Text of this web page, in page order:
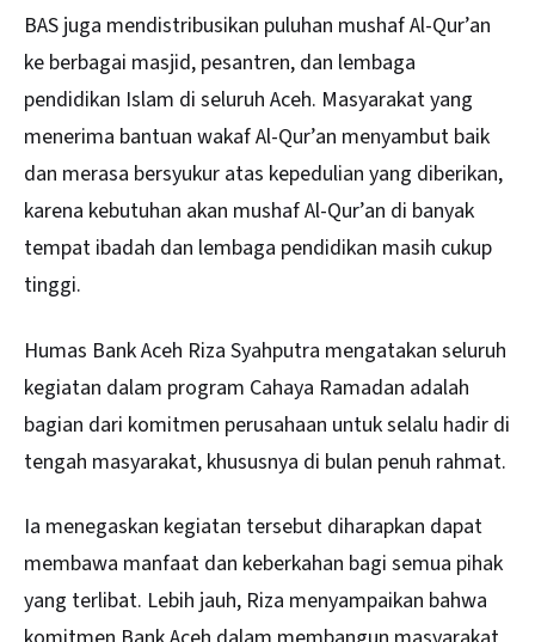
BAS juga mendistribusikan puluhan mushaf Al-Qur’an
ke berbagai masjid, pesantren, dan lembaga
pendidikan Islam di seluruh Aceh. Masyarakat yang
menerima bantuan wakaf Al-Qur’an menyambut baik
dan merasa bersyukur atas kepedulian yang diberikan,
karena kebutuhan akan mushaf Al-Qur’an di banyak
tempat ibadah dan lembaga pendidikan masih cukup
tinggi.
Humas Bank Aceh Riza Syahputra mengatakan seluruh
kegiatan dalam program Cahaya Ramadan adalah
bagian dari komitmen perusahaan untuk selalu hadir di
tengah masyarakat, khususnya di bulan penuh rahmat.
Ia menegaskan kegiatan tersebut diharapkan dapat
membawa manfaat dan keberkahan bagi semua pihak
yang terlibat. Lebih jauh, Riza menyampaikan bahwa